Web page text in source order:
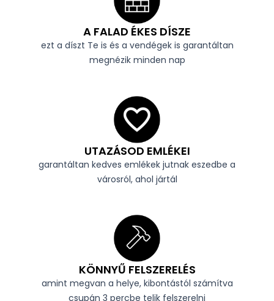
A FALAD ÉKES DÍSZE
ezt a díszt Te is és a vendégek is garantáltan
megnézik minden nap
UTAZÁSOD EMLÉKEI
garantáltan kedves emlékek jutnak eszedbe a
városról, ahol jártál
KÖNNYŰ FELSZERELÉS
amint megvan a helye, kibontástól számítva
csupán 3 percbe telik felszerelni